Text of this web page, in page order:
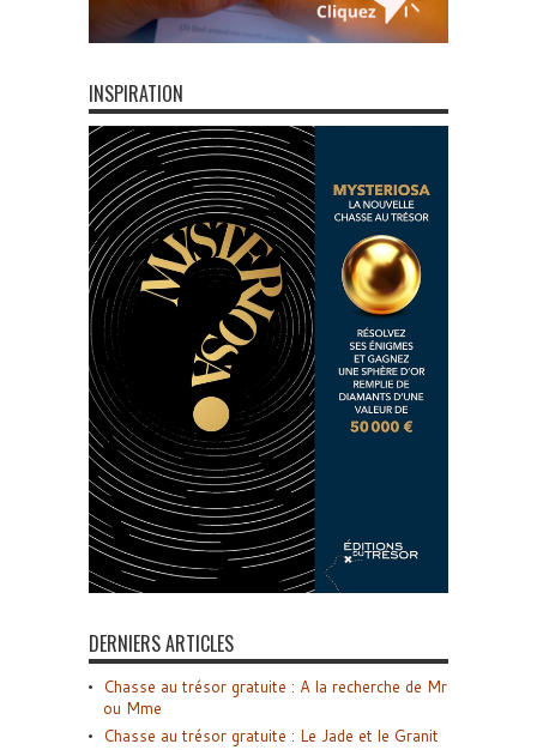
INSPIRATION
DERNIERS ARTICLES
Chasse au trésor gratuite : A la recherche de Mr
ou Mme
Chasse au trésor gratuite : Le Jade et le Granit